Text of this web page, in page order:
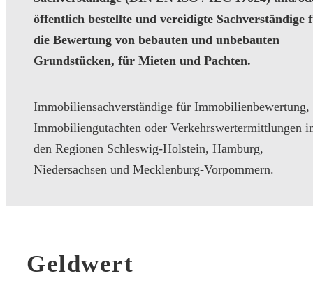
öffentlich bestellte und vereidigte Sachverständige
die Bewertung von bebauten und unbebauten
Grundstücken, für Mieten und Pachten.
Immobiliensachverständige für Immobilienbewertung,
Immobiliengutachten oder Verkehrswertermittlungen
den Regionen Schleswig-Holstein, Hamburg,
Niedersachsen und Mecklenburg-Vorpommern.
Geldwert